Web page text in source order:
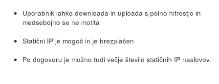
Uporabnik lahko downloada in uploada s polno hitrostjo in
medsebojno se ne motita
Statični IP je mogoč in je brezplačen
Po dogovoru je možno tudi večje število statičnih IP naslovov.